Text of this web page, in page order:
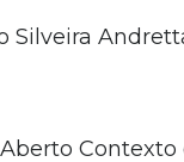
Silveira
Contexto